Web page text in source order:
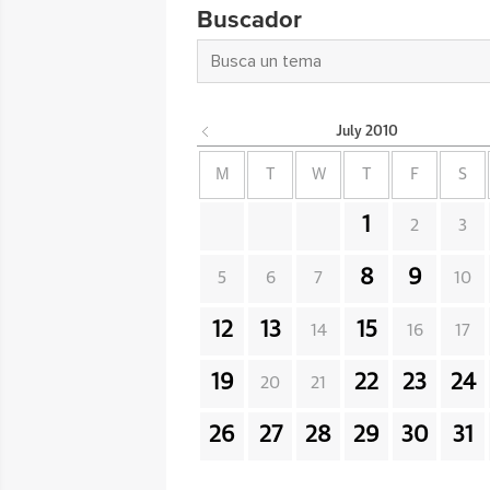
Buscador
July 2010
M W F S
1 2 3
5 6 7 8 9 10
12 13 14 15 16 17
19 20 21 22 23 24
26 27 28 29 30 31